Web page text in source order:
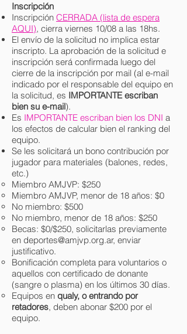
Inscripción
Inscripción CERRADA (lista de espera
AQUI), cierra viernes 10/08 a las 18hs.
El envío de la solicitud no implica estar
inscripto. La aprobación de la solicitud e
inscripción será confirmada luego del
cierre de la inscripción por mail (al e-mail
indicado por el responsable del equipo en
la solicitud, es IMPORTANTE escriban
bien su e-mail).
Es IMPORTANTE escriban bien los DNI a
los efectos de calcular bien el ranking del
equipo.
Se les solicitará un bono contribución por
jugador para materiales (balones, redes,
etc.)
Miembro AMJVP: $250​
Miembro AMJVP, menor de 18 años: $0​
No miembro: $500
No miembro, menor de 18 años: $250
Becas: $0/$250, solicitarlas previamente
en deportes@amjvp.org.ar, enviar
justificativo.
Bonificación completa para voluntarios o
aquellos con certificado de donante
(sangre o plasma) en los últimos 30 días.
Equipos en qualy, o entrando por
retadores, deben abonar $200 por el
equipo.